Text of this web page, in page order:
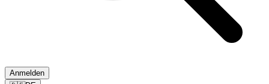
Anmelden